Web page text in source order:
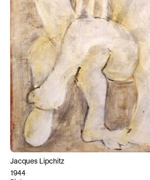
Jacques Lipchitz
1944